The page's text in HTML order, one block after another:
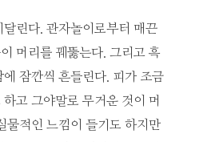
달린다. 관자놀이로부터 매끈
머리를 꿰뚫는다. 그리고 흑
에 잠깐씩 흔들린다. 피가 조금
고 그야말로 무거운 것이 머
물적인 느낌이 들기도 하지만